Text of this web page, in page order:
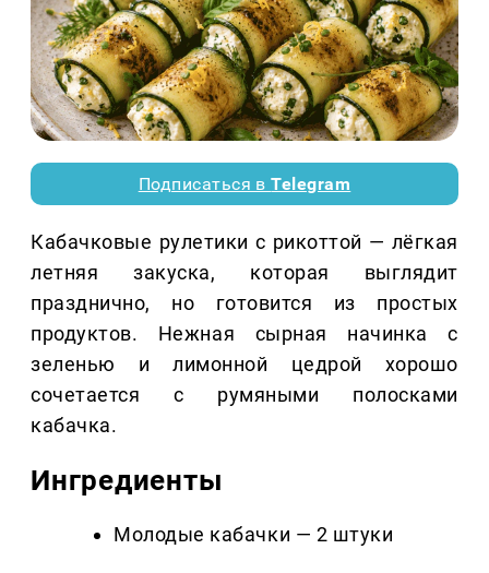
Подписаться вTelegram
Кабачковые рулетики с рикоттой — лёгкая
летняя закуска, которая выглядит
празднично, но готовится из простых
продуктов. Нежная сырная начинка с
зеленью и лимонной цедрой хорошо
сочетается с румяными полосками
кабачка.
Ингредиенты
Молодые кабачки — 2 штуки